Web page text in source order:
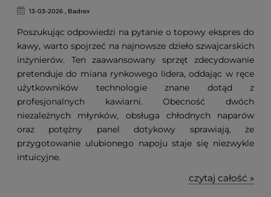
13-03-2026 , Badrex
Poszukując odpowiedzi na pytanie o topowy ekspres do
kawy, warto spojrzeć na najnowsze dzieło szwajcarskich
inżynierów. Ten zaawansowany sprzęt zdecydowanie
pretenduje do miana rynkowego lidera, oddając w ręce
użytkowników technologie znane dotąd z
profesjonalnych kawiarni. Obecność dwóch
niezależnych młynków, obsługa chłodnych naparów
oraz potężny panel dotykowy sprawiają, że
przygotowanie ulubionego napoju staje się niezwykle
intuicyjne.
czytaj całość »